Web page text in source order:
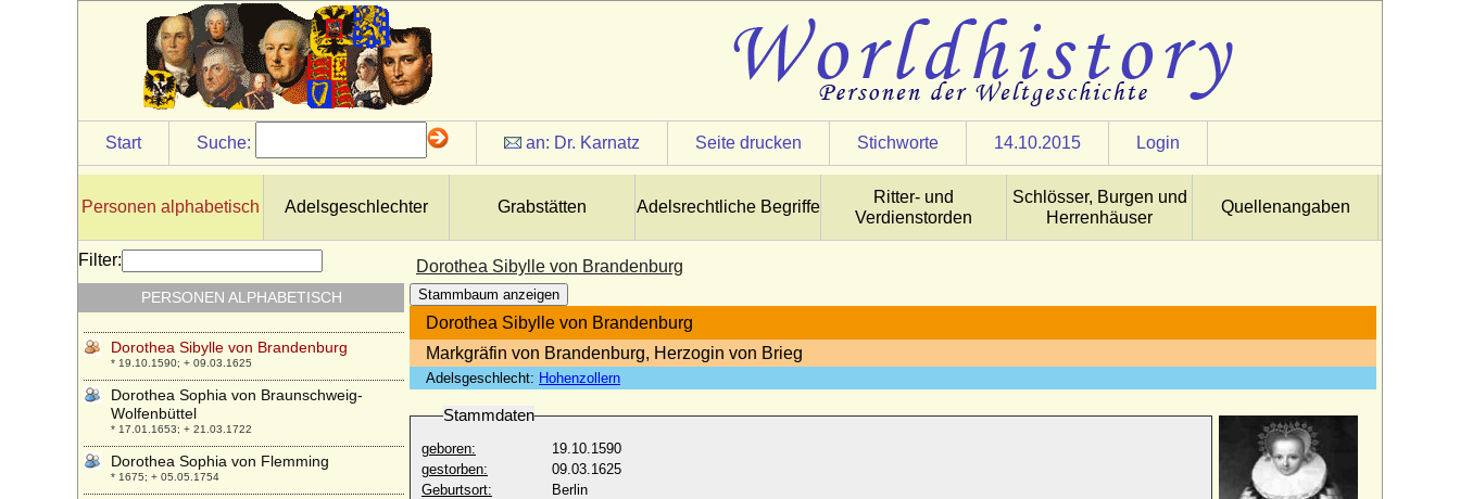
Start Suche: an: Dr. Karnatz Seite drucken Stichworte 14.10.2015 Login
Personen alphabetisch Adelsgeschlechter Grabstätten Adelsrechtliche Begriffe
Ritter- und
Verdienstorden
Schlösser, Burgen und
Herrenhäuser
Quellenangaben
Dorothea Sibylle von Brandenburg
Stammbaum anzeigen
Dorothea Sibylle von Brandenburg
Markgräfin von Brandenburg, Herzogin von Brieg
Adelsgeschlecht: Hohenzollern
Stammdaten
geboren:
19.10.1590
gestorben:
09.03.1625
Geburtsort:
Berlin
Filter:
PERSONEN ALPHABETISCH
Dorothea Regina Wuther (geadelt als Frau
von Carlowitz)
* ?; + ?
Dorothea Renata von Zinzendorf und
Pottendorf
* 13.04.1669; + 22.11.1743
Dorothea Reuss von Plauen
Dorothea Riedesel von Bellersheim
* ?; + nach 25.03.1610
Dorothea Sabina von Arnim
* 08.04.1707; + 11.10.1738
Dorothea Sabina von Schlieben, Gräfin
* 30.03.1683; + 19.03.1754
Dorothea Sibylle von Brandenburg
* 19.10.1590; + 09.03.1625
Dorothea Sophia von Braunschweig-
Wolfenbüttel
* 17.01.1653; + 21.03.1722
Dorothea Sophia von Flemming
* 1675; + 05.05.1754